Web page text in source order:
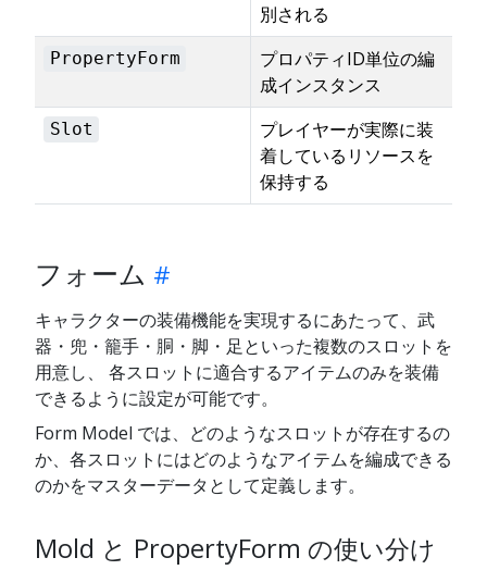
別される
PropertyForm
プロパティID単位の編
成インスタンス
Slot
プレイヤーが実際に装
着しているリソースを
保持する
フォーム
キャラクターの装備機能を実現するにあたって、武
器・兜・籠手・胴・脚・足といった複数のスロットを
用意し、 各スロットに適合するアイテムのみを装備
できるように設定が可能です。
Form Model では、どのようなスロットが存在するの
か、各スロットにはどのようなアイテムを編成できる
のかをマスターデータとして定義します。
Mold と PropertyForm の使い分け